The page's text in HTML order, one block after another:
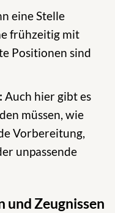
eine Stelle
frühzeitig mit
Positionen sind
Auch hier gibt es
müssen, wie
Vorbereitung,
unpassende
und Zeugnissen